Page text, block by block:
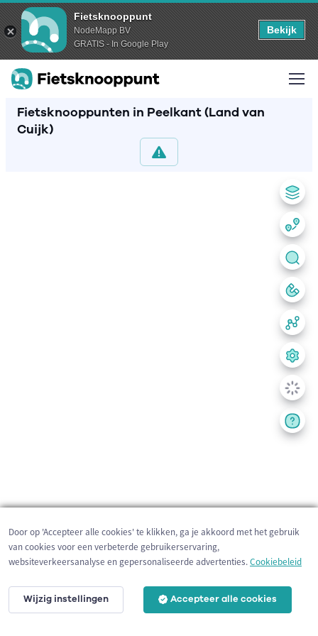
Fietsknooppunt
NodeMapp BV
GRATIS - In Google Play
Bekijk
Fietsknooppunten in Peelkant (Land van
Cuijk)
200 m
Door op 'Accepteer alle cookies' te klikken, ga je akkoord met het gebruik
van cookies voor een verbeterde gebruikerservaring,
websiteverkeersanalyse en gepersonaliseerde advertenties.Cookiebeleid
Wijzig instellingen Accepteer alle cookies